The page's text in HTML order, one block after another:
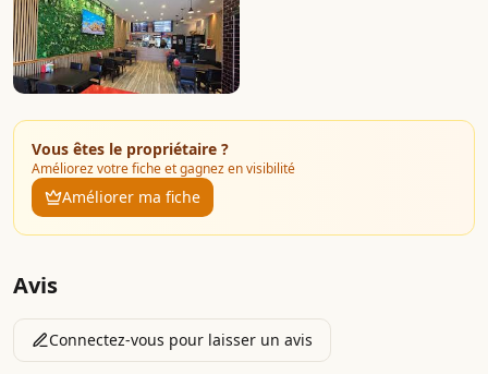
Vous êtes le propriétaire ?
Améliorez votre fiche et gagnez en visibilité
Améliorer ma fiche
Avis
Connectez-vous pour laisser un avis